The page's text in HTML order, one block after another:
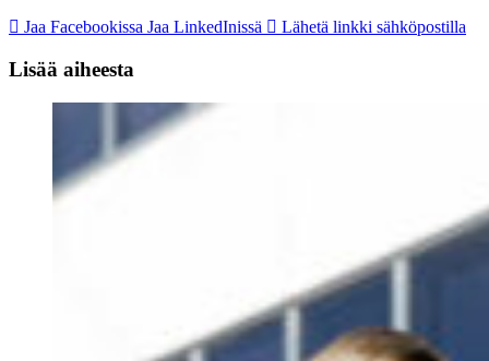
Jaa Facebookissa Jaa LinkedInissä Lähetä linkki sähköpostilla
Lisää aiheesta